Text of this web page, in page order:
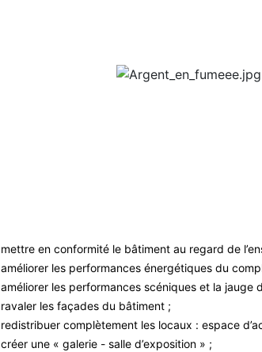
mettre en conformité le bâtiment au regard de
améliorer les performances énergétiques du
améliorer les performances scéniques et la jauge
ravaler les façades du bâtiment ;
redistribuer complètement les locaux : espace
créer une « galerie - salle d’exposition » ;